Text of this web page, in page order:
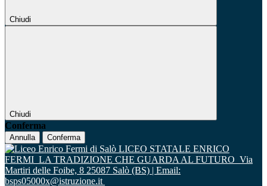
Chiudi
Chiudi
Conferma
Annulla Conferma
LICEO STATALE ENRICO
FERMI LA TRADIZIONE CHE GUARDA AL FUTURO Via
Martiri delle Foibe, 8 25087 Salò (BS) | Email:
bsps05000x@istruzione.it